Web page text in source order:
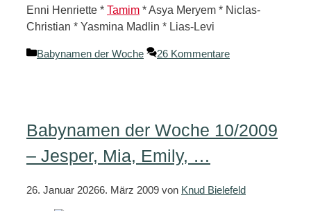
Enni Henriette * Tamim * Asya Meryem * Niclas-
Christian * Yasmina Madlin * Lias-Levi
Kategorien
Babynamen der Woche 26 Kommentare
Babynamen der Woche 10/2009
– Jesper, Mia, Emily, …
26. Januar 20266. März 2009 von Knud Bielefeld